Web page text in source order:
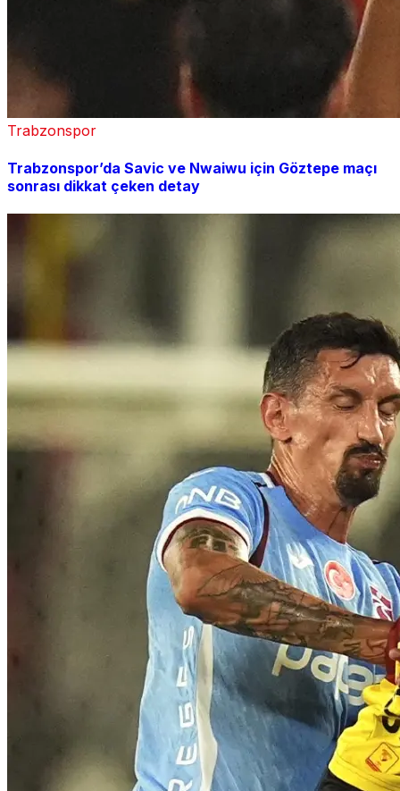
Trabzonspor
Trabzonspor’da Savic ve Nwaiwu için Göztepe maçı
sonrası dikkat çeken detay